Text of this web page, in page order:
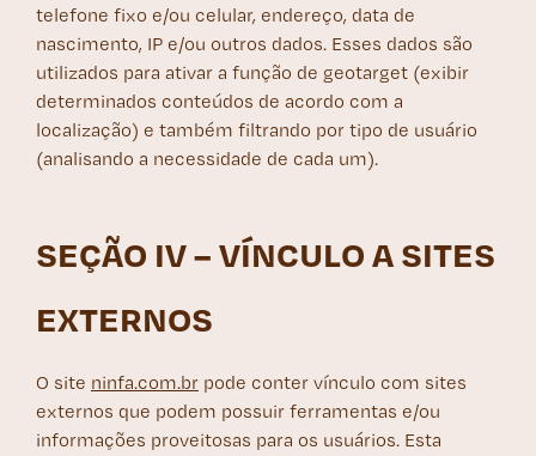
telefone fixo e/ou celular, endereço, data de
nascimento, IP e/ou outros dados. Esses dados são
utilizados para ativar a função de geotarget (exibir
determinados conteúdos de acordo com a
localização) e também filtrando por tipo de usuário
(analisando a necessidade de cada um).
SEÇÃO IV – VÍNCULO A SITES
EXTERNOS
O site ninfa.com.br pode conter vínculo com sites
externos que podem possuir ferramentas e/ou
informações proveitosas para os usuários. Esta